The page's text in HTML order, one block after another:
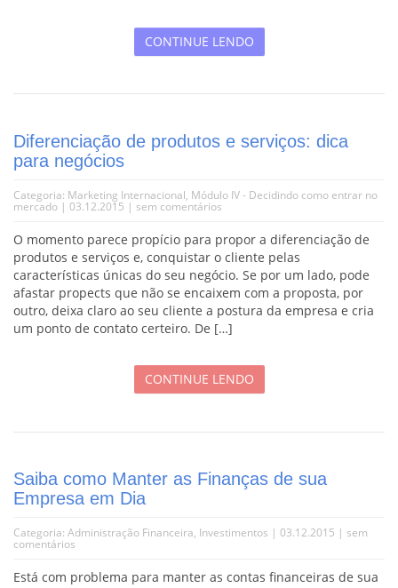
CONTINUE LENDO
Diferenciação de produtos e serviços: dica
para negócios
Categoria: Marketing Internacional, Módulo IV - Decidindo como entrar no
mercado | 03.12.2015 | sem comentários
O momento parece propício para propor a diferenciação de
produtos e serviços e, conquistar o cliente pelas
características únicas do seu negócio. Se por um lado, pode
afastar propects que não se encaixem com a proposta, por
outro, deixa claro ao seu cliente a postura da empresa e cria
um ponto de contato certeiro. De […]
CONTINUE LENDO
Saiba como Manter as Finanças de sua
Empresa em Dia
Categoria: Administração Financeira, Investimentos | 03.12.2015 | sem
comentários
Está com problema para manter as contas financeiras de sua